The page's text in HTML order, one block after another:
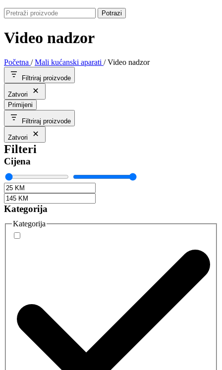
Potrazi
Video nadzor
Početna / Mali kućanski aparati / Video nadzor
Filtriraj proizvode
Zatvori
Primijeni
Filtriraj proizvode
Zatvori
Filteri
Cijena
Kategorija
Kategorija